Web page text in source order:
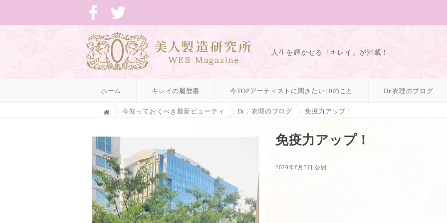
人生を輝かせる『キレイ』が満載！
ホーム キレイの履歴書 今TOPアーティストに聞きたい10のこと Dr.衣理のブログ
H
e
今知っておくべき最新ビューティ Dr．衣理のブログ 免疫力アップ！
免疫力アップ！
2020年8月3日 公開